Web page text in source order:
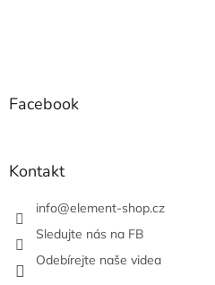
Facebook
Kontakt
info@element-shop.cz
Sledujte nás na FB
Odebírejte naše videa